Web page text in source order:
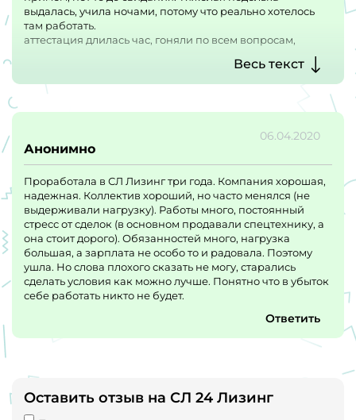
выдалась, учила ночами, потому что реально хотелось
там работать.
аттестация длилась час, гоняли по всем вопросам,
посыпалась на последнем, но мне простили (сказали что
видят что поняла). Месяц был испытательный срок, но
сразу дали право подписи. С одной стороны страшно, с
другой - приятно что доверяют, воспитывается
ответственность.
питер. С работы пришлось уволиться. Очень скучаю,
опыт был бесценный. Благодаря этому легко нашла
работу в сфере лизинга.
Весь текст
06.04.2020
Анонимно
Проработала в СЛ Лизинг три года. Компания хорошая,
надежная. Коллектив хороший, но часто менялся (не
выдерживали нагрузку). Работы много, постоянный
стресс от сделок (в основном продавали спецтехнику, а
она стоит дорого). Обязанностей много, нагрузка
большая, а зарплата не особо то и радовала. Поэтому
ушла. Но слова плохого сказать не могу, старались
сделать условия как можно лучше. Понятно что в убыток
себе работать никто не будет.
Ответить
Оставить отзыв на СЛ 24 Лизинг